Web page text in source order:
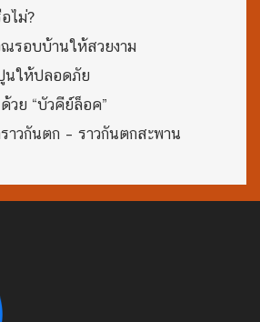
ไม่?
ณรอบบ้านให้สวยงาม
นให้ปลอดภัย
ย “บัวคีย์ล็อค”
าวกันตก – ราวกันตกสะพาน